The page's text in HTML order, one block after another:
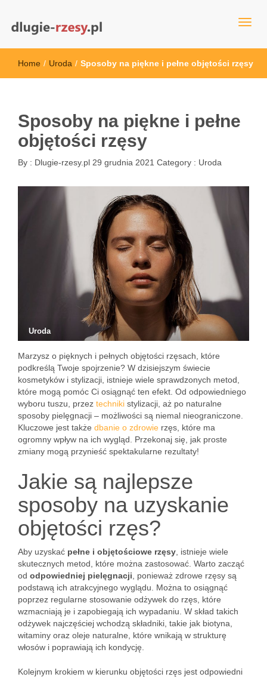
dlugie-rzesy.pl
Home / Uroda / Sposoby na piękne i pełne objętości rzęsy
Sposoby na piękne i pełne
objętości rzęsy
By : Dlugie-rzesy.pl 29 grudnia 2021 Category : Uroda
Uroda
Marzysz o pięknych i pełnych objętości rzęsach, które
podkreślą Twoje spojrzenie? W dzisiejszym świecie
kosmetyków i stylizacji, istnieje wiele sprawdzonych metod,
które mogą pomóc Ci osiągnąć ten efekt. Od odpowiedniego
wyboru tuszu, przez techniki stylizacji, aż po naturalne
sposoby pielęgnacji – możliwości są niemal nieograniczone.
Kluczowe jest także dbanie o zdrowie rzęs, które ma
ogromny wpływ na ich wygląd. Przekonaj się, jak proste
zmiany mogą przynieść spektakularne rezultaty!
Jakie są najlepsze
sposoby na uzyskanie
objętości rzęs?
Aby uzyskać pełne i objętościowe rzęsy , istnieje wiele
skutecznych metod, które można zastosować. Warto zacząć
od odpowiedniej pielęgnacji , ponieważ zdrowe rzęsy są
podstawą ich atrakcyjnego wyglądu. Można to osiągnąć
poprzez regularne stosowanie odżywek do rzęs, które
wzmacniają je i zapobiegają ich wypadaniu. W skład takich
odżywek najczęściej wchodzą składniki, takie jak biotyna,
witaminy oraz oleje naturalne, które wnikają w strukturę
włosów i poprawiają ich kondycję.
Kolejnym krokiem w kierunku objętości rzęs jest odpowiedni